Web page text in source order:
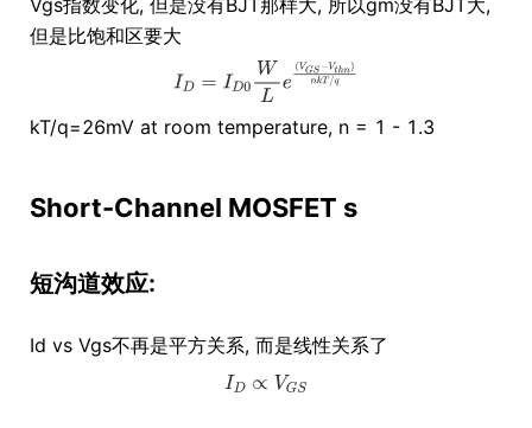
但是比饱和区要大
kT/q=26mV at room temperature, n = 1 - 1.3
Short-Channel MOSFET s
短沟道效应:
Id vs Vgs不再是平方关系, 而是线性关系了